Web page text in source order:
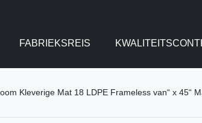
FABRIEKSREIS
Kleverige Mat 18 LDPE Frameless van“ x 45“